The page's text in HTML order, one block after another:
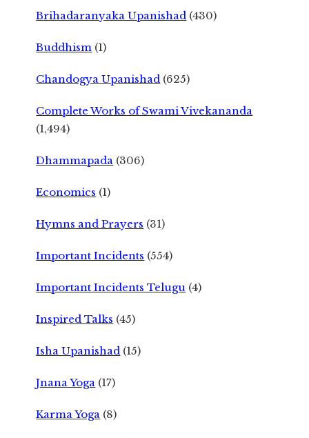
Brihadaranyaka Upanishad (430)
Buddhism (1)
Chandogya Upanishad (625)
Complete Works of Swami Vivekananda
(1,494)
Dhammapada (306)
Economics (1)
Hymns and Prayers (31)
Important Incidents (554)
Important Incidents Telugu (4)
Inspired Talks (45)
Isha Upanishad (15)
Jnana Yoga (17)
Karma Yoga (8)